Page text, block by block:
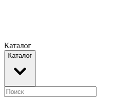
Каталог
Каталог